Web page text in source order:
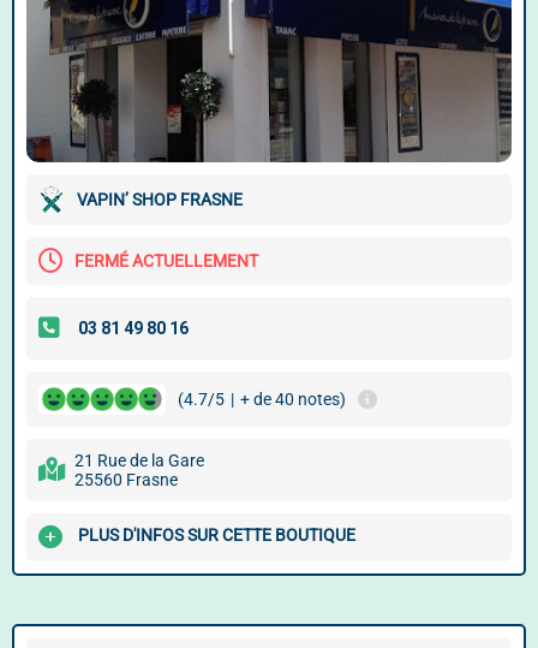
VAPIN’ SHOP FRASNE
FERMÉ ACTUELLEMENT
(4.7/5 | + de 40 notes)
21 Rue de la Gare
25560 Frasne
PLUS D'INFOS SUR CETTE BOUTIQUE